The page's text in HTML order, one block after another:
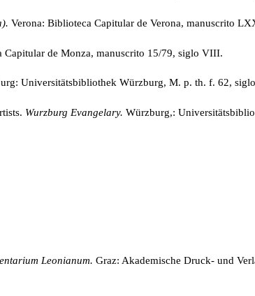
Verona: Biblioteca Capitular de Verona, manuscrito
Capitular de Monza, manuscrito 15/79, siglo VIII.
Universitätsbibliothek Würzburg, M. p. th. f. 62,
Wurzburg Evangelary. Würzburg,:
Leonianum. Graz: Akademische Druck- und